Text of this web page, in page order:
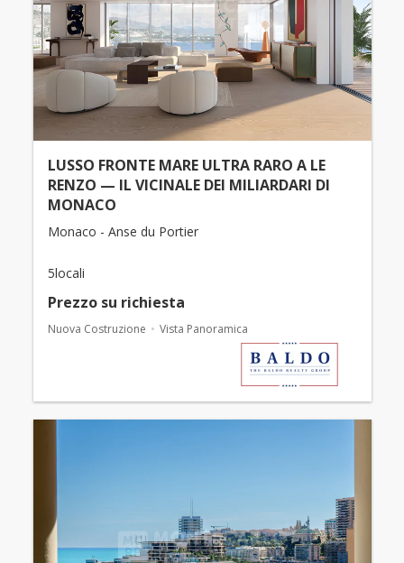
LUSSO FRONTE MARE ULTRA RARO A LE
RENZO — IL VICINALE DEI MILIARDARI DI
MONACO
Monaco - Anse du Portier
5locali
Prezzo su richiesta
Nuova Costruzione Vista Panoramica